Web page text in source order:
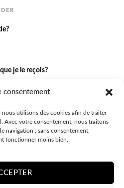
consentement
utilisons des cookies afin de traiter
Avec votre consentement, nous traitons
navigation ; sans consentement,
fonctionner moins bien.
je le reçois?